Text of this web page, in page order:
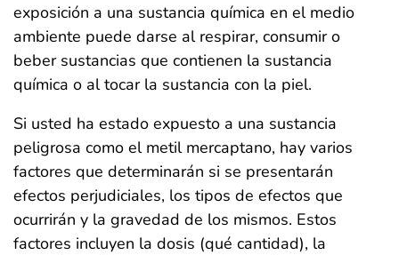
exposición a una sustancia química en el medio
ambiente puede darse al respirar, consumir o
beber sustancias que contienen la sustancia
química o al tocar la sustancia con la piel.
Si usted ha estado expuesto a una sustancia
peligrosa como el metil mercaptano, hay varios
factores que determinarán si se presentarán
efectos perjudiciales, los tipos de efectos que
ocurrirán y la gravedad de los mismos. Estos
factores incluyen la dosis (qué cantidad), la